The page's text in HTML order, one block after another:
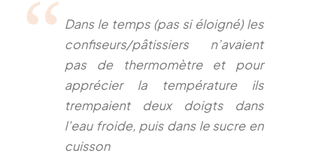
Dans le temps (pas si éloigné) les
confiseurs/pâtissiers n’avaient
pas de thermomètre et pour
apprécier la température ils
trempaient deux doigts dans
l’eau froide, puis dans le sucre en
cuisson